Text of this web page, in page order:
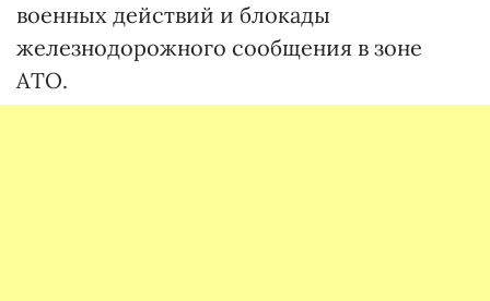
военных действий и блокады
железнодорожного сообщения в зоне
АТО.